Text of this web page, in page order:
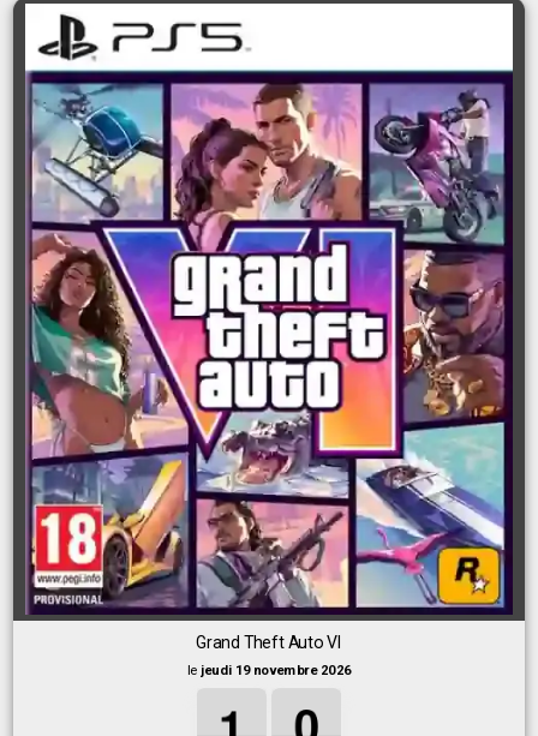
Grand Theft Auto VI
le jeudi 19 novembre 2026